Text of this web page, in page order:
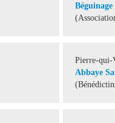
Pierre-qui-
Abbaye